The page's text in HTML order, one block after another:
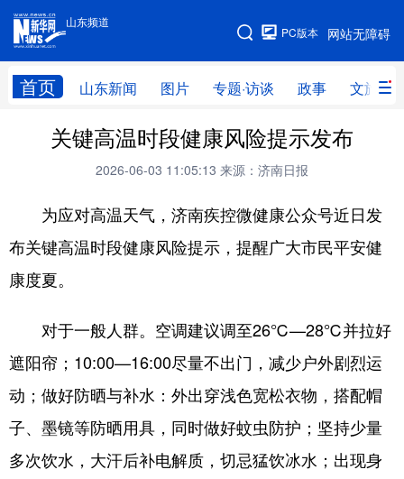
山东频道
网站无障碍
PC版本
首页 山东新闻 图片 专题·访谈 政事 文旅
手机版
网站地图
学习进行时 高层 时政 人事
财经 网评
台湾 思客智库 全球连线 教育
科技 科普 体育 文化
健康
图片 中央文件 金融 汽车
食品 人居 信息化 乡村振兴
溯源中国 城市 旅游 能源
会展 彩票 娱乐 时尚
关键高温时段健康风险提示发布
2026-06-03 11:05:13 来源：济南日报
为应对高温天气，济南疾控微健康公众号近日发
布关键高温时段健康风险提示，提醒广大市民平安健
康度夏。
对于一般人群。空调建议调至26℃—28℃并拉好
遮阳帘；10:00—16:00尽量不出门，减少户外剧烈运
动；做好防晒与补水：外出穿浅色宽松衣物，搭配帽
子、墨镜等防晒用具，同时做好蚊虫防护；坚持少量
多次饮水，大汗后补电解质，切忌猛饮冰水；出现身